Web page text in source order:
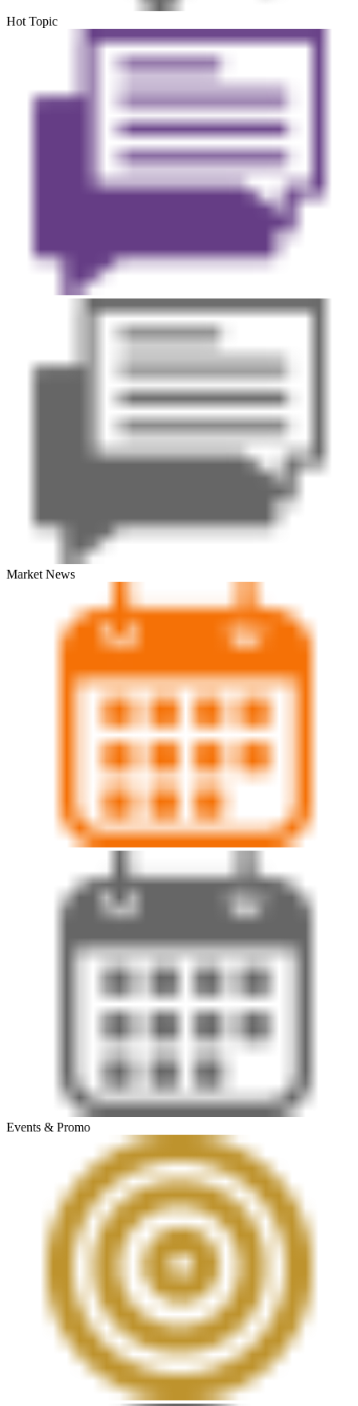
Hot Topic
Market News
Events & Promo